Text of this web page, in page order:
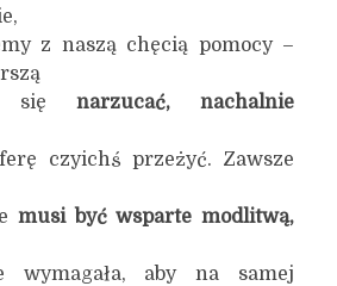
z naszą chęcią pomocy –
sięnarzucać, nachalnie
czyichś przeżyć. Zawsze
musi być wsparte modlitwą,
wymagała, aby na samej